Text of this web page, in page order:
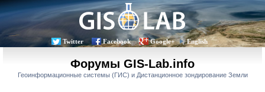
Twitter Facebook Google+ English
Форумы GIS-Lab.info
Геоинформационные системы (ГИС) и Дистанционное зондирование Земли